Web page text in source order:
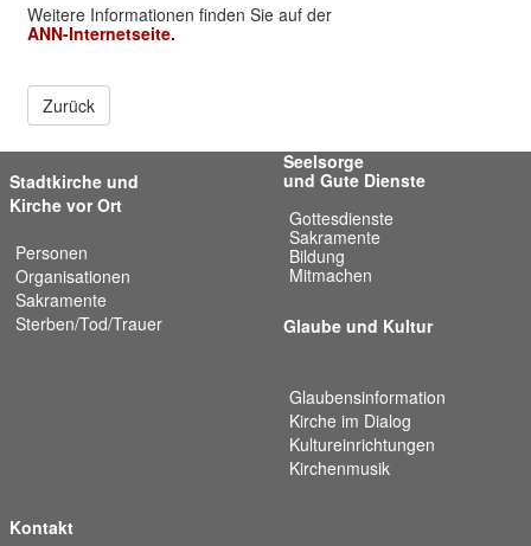
Weitere Informationen finden Sie auf der
ANN-Internetseite.
Zurück
Stadtkirche und
Kirche vor Ort
Personen
Organisationen
Sakramente
Sterben/Tod/Trauer
Seelsorge
und Gute Dienste
Gottesdienste
Sakramente
Bildung
Mitmachen
Glaube und Kultur
Glaubensinformation
Kirche im Dialog
Kultureinrichtungen
Kirchenmusik
Kontakt